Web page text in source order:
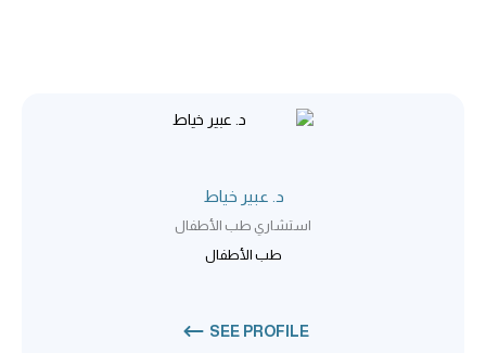
د. عبير خياط
استشاري طب الأطفال
طب الأطفال
SEE PROFILE